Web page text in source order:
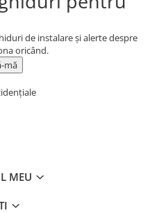
de instalare și alerte despre
oricând.
mă
MEU